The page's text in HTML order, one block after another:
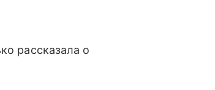
рассказала о